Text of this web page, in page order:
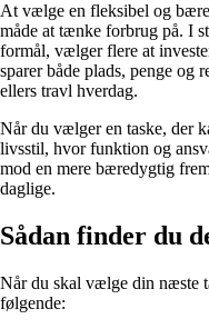
At vælge en fleksibel og
måde at tænke forbrug på. I
formål, vælger flere at
sparer både plads, penge og
ellers travl hverdag.
Når du vælger en taske, der
livsstil, hvor funktion og
mod en mere bæredygtig
daglige.
Sådan finder du
Når du skal vælge din næste
følgende: